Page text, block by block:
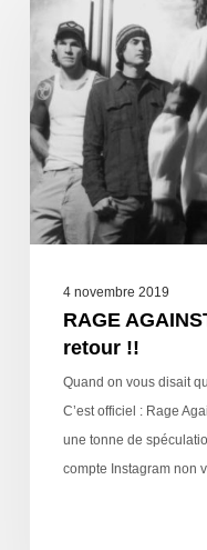
4 novembre 2019
RAGE
retour !!
Quand on vous disait
C’est officiel : Rage
une tonne de
compte Instagram non